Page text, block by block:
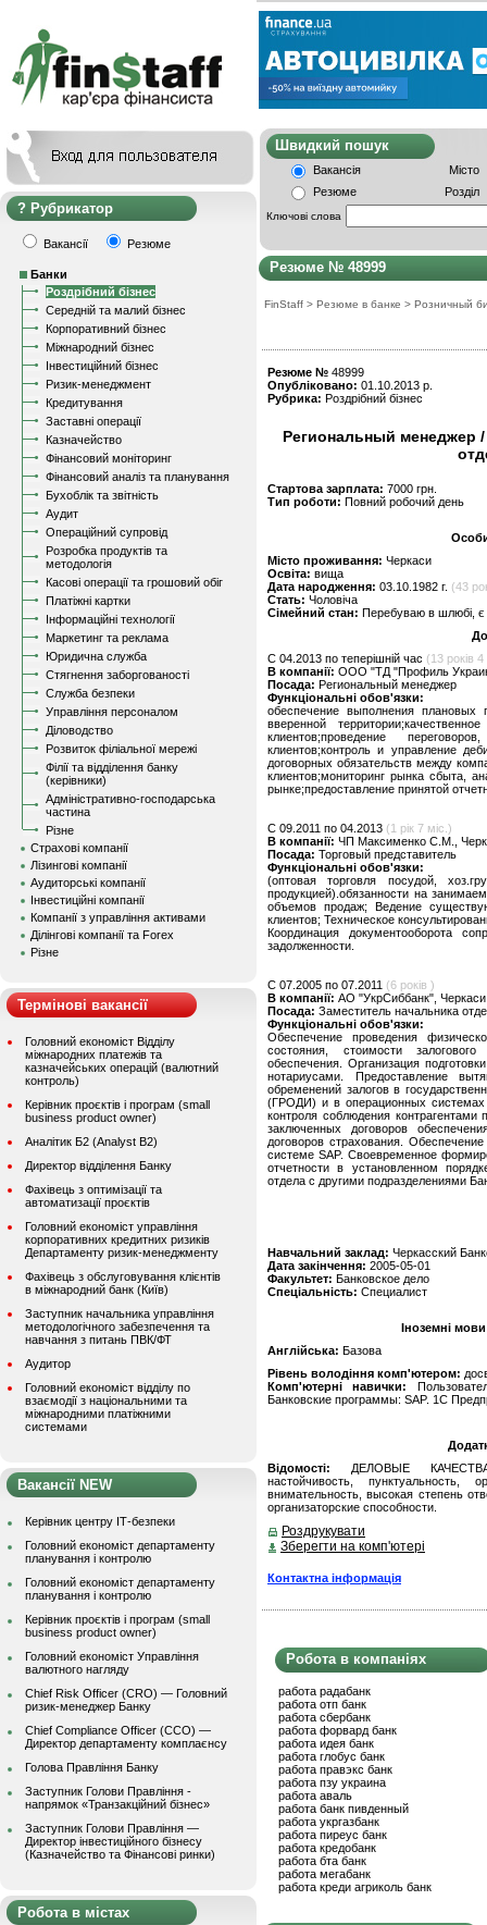
Рубрикатор
Вакансії Резюме
Банки
Роздрібний бізнес
Середній та малий бізнес
Корпоративний бізнес
Міжнародний бізнес
Інвестиційний бізнес
Ризик-менеджмент
Кредитування
Заставні операції
Казначейство
Фінансовий моніторинг
Фінансовий аналіз та планування
Бухоблік та звітність
Аудит
Операційний супровід
Розробка продуктів та
методологія
Касові операції та грошовий обіг
Платіжні картки
Інформаційні технології
Маркетинг та реклама
Юридична служба
Стягнення заборгованості
Служба безпеки
Управління персоналом
Діловодство
Розвиток філіальної мережі
Філії та відділення банку
(керівники)
Адміністративно-господарська
частина
Різне
Страхові компанії
Лізингові компанії
Аудиторські компанії
Інвестиційні компанії
Компанії з управління активами
Ділінгові компанії та Forex
Різне
Термінові вакансії
Головний економіст Відділу
міжнародних платежів та
казначейських операцій (валютний
контроль)
Керівник проєктів і програм (small
business product owner)
Аналітик Б2 (Analyst B2)
Директор відділення Банку
Фахівець з оптимізації та
автоматизації проєктів
Головний економіст управління
корпоративних кредитних ризиків
Департаменту ризик-менеджменту
Фахівець з обслуговування клієнтів
в міжнародний банк (Київ)
Заступник начальника управління
методологічного забезпечення та
навчання з питань ПВК/ФТ
Аудитор
Головний економіст відділу по
взаємодії з національними та
міжнародними платіжними
системами
Вакансії NEW
Керівник центру ІТ-безпеки
Головний економіст департаменту
планування і контролю
Головний економіст департаменту
планування і контролю
Керівник проєктів і програм (small
business product owner)
Головний економіст Управління
валютного нагляду
Chief Risk Officer (CRO) — Головний
ризик-менеджер Банку
Chief Compliance Officer (CCO) —
Директор департаменту комплаєнсу
Голова Правління Банку
Заступник Голови Правління -
напрямок «Транзакційний бізнес»
Заступник Голови Правління —
Директор інвестиційного бізнесу
(Казначейство та Фінансові ринки)
Робота в містах
Швидкий
Вакансія
Місто
Резюме
Розділ
Ключові слова
Резюме № 48999
FinStaff > Резюме в банке > Розничный
Резюме № 48999
Опубліковано: 01.10.2013 р.
Рубрика: Роздрібний бізнес
Региональный менеджер
Стартова зарплата: 7000 грн.
Тип роботи: Повний робочий день
Місто проживання: Черкаси
Освіта: вища
Дата народження: 03.10.1982 г. (43
Стать: Чоловіча
Сімейний стан: Перебуваю в шлюбі, є
C 04.2013 по теперішній час (13 років 4
В компанії: ООО "ТД "Профиль
Посада: Региональный менеджер
Функціональні обов'язки:
обеспечение выполнения
вверенной
клиентов;проведение
клиентов;контроль и управление
договорных обязательств между
клиентов;мониторинг рынка сбыта,
рынке;предоставление принятой
C 09.2011 по 04.2013 (1 рік 7 міс.)
В компанії: ЧП Максименко С.М.,
Посада: Торговый представитель
Функціональні обов'язки:
(оптовая торговля посудой,
продукцией).обязанности на
объемов продаж; Ведение
клиентов; Техническое
Координация документооборота
задолженности.
C 07.2005 по 07.2011 (6 років )
В компанії: АО "УкрСиббанк", Черкаси
Посада: Заместитель начальника
Функціональні обов'язки:
Обеспечение проведения
состояния, стоимости
обеспечения. Организация
нотариусами. Предоставление
обременений залогов в
(ГРОДИ) и в операционных системах
контроля соблюдения
заключенных договоров
договоров страхования.
системе SAP. Своевременное
отчетности в установленном
отдела с другими подразделениями
Навчальний заклад: Черкасский
Дата закінчення: 2005-05-01
Факультет: Банковское дело
Спеціальність: Специалист
Іноземні
Англійська: Базова
Рівень володіння комп'ютером:
Комп'ютерні навички:
Банковские программы: SAP. 1С
Відомості: ДЕЛОВЫЕ КАЧЕСТВА:
настойчивость, пунктуальность,
внимательность, высокая степень
организаторские способности.
Роздрукувати
Зберегти на комп'ютері
Контактна інформація
Робота в компаніях
работа радабанк
работа отп банк
работа сбербанк
работа форвард банк
работа идея банк
работа глобус банк
работа правэкс банк
работа пзу украина
работа аваль
работа банк пивденный
работа укргазбанк
работа пиреус банк
работа кредобанк
работа бта банк
работа мегабанк
работа креди агриколь банк